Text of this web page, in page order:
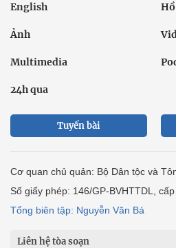
English
Ảnh
Multimedia
24h qua
Tuyến bài
Cơ quan chủ quản: Bộ Dân tộc và
Số giấy phép: 146/GP-BVHTTDL,
Tổng biên tập: Nguyễn Văn Bá
Liên hệ tòa soạn